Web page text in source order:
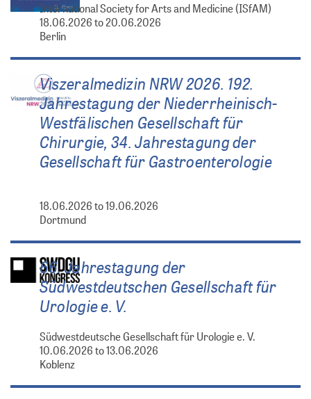
International Society for Arts and Medicine (ISfAM)
18.06.2026 to 20.06.2026
Berlin
Viszeralmedizin NRW 2026. 192.
Jahrestagung der Niederrheinisch-
Westfälischen Gesellschaft für
Chirurgie, 34. Jahrestagung der
Gesellschaft für Gastroenterologie
18.06.2026 to 19.06.2026
Dortmund
66. Jahrestagung der
Südwestdeutschen Gesellschaft für
Urologie e. V.
Südwestdeutsche Gesellschaft für Urologie e. V.
10.06.2026 to 13.06.2026
Koblenz